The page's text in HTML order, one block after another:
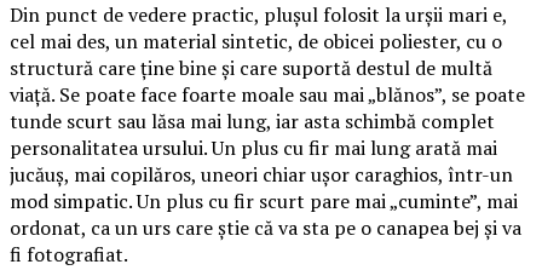
Din punct de vedere practic, plușul folosit la urșii mari e,
cel mai des, un material sintetic, de obicei poliester, cu o
structură care ține bine și care suportă destul de multă
viață. Se poate face foarte moale sau mai „blănos”, se poate
tunde scurt sau lăsa mai lung, iar asta schimbă complet
personalitatea ursului. Un plus cu fir mai lung arată mai
jucăuș, mai copilăros, uneori chiar ușor caraghios, într-un
mod simpatic. Un plus cu fir scurt pare mai „cuminte”, mai
ordonat, ca un urs care știe că va sta pe o canapea bej și va
fi fotografiat.